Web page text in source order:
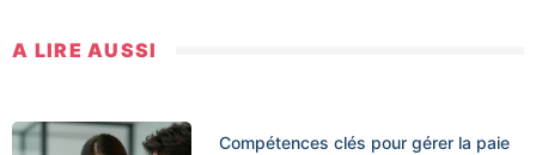
A LIRE AUSSI
Compétences clés pour gérer la paie